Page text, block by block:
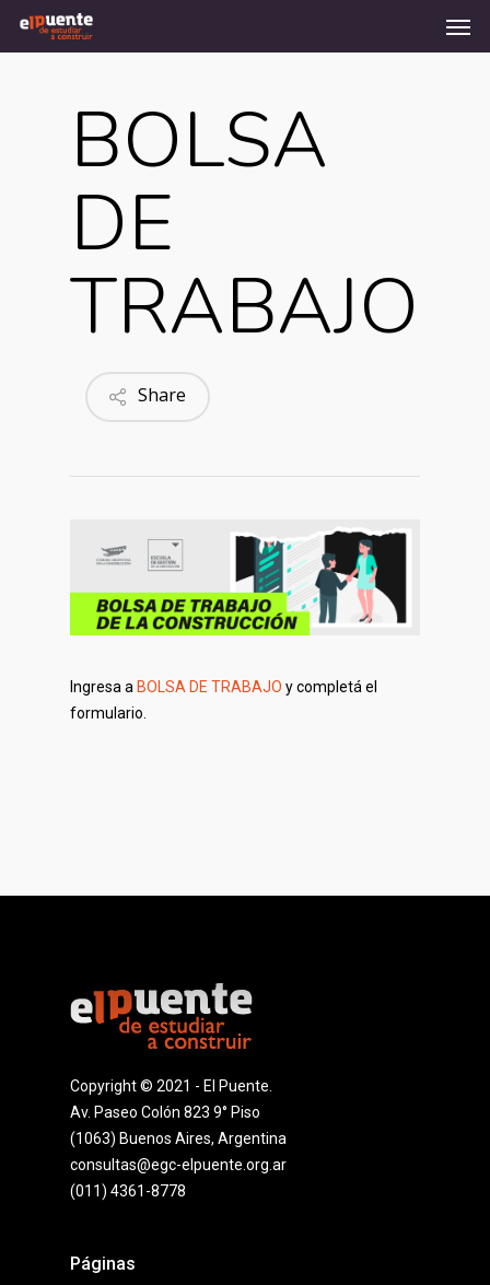
BOLSA
DE
TRABAJO
Share
Ingresa a BOLSA DE TRABAJO y completá el
formulario.
Copyright © 2021 - El Puente.
Av. Paseo Colón 823 9° Piso
(1063) Buenos Aires, Argentina
consultas@egc-elpuente.org.ar
(011) 4361-8778
Páginas